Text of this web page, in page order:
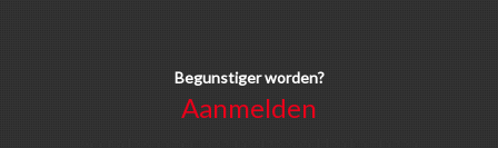
Begunstiger worden?
Aanmelden